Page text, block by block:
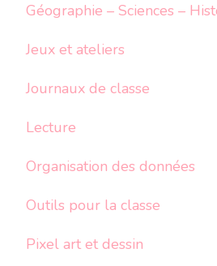
Géographie – Sciences –
Jeux et ateliers
Journaux de classe
Lecture
Organisation des données
Outils pour la classe
Pixel art et dessin